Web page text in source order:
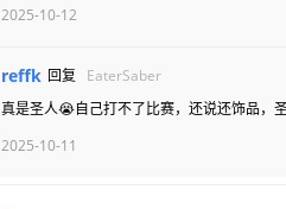
2025-10-12
reffk 回复
EaterSaber
真是圣人😭自己打不了比赛，还说还饰品，
2025-10-11